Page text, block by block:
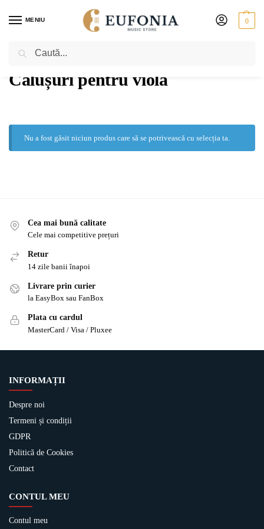
MENIU 0
PRIMA PAGINĂ
Călușuri pentru violă
Nu a fost găsit niciun produs care să se potrivească cu selecția ta.
Cea mai bună calitate
Cele mai competitive prețuri
Retur
14 zile banii înapoi
Livrare prin curier
la EasyBox sau FanBox
Plata cu cardul
MasterCard / Visa / Pluxee
INFORMAȚII
Despre noi
Termeni și condiții
GDPR
Politică de Cookies
Contact
CONTUL MEU
Contul meu